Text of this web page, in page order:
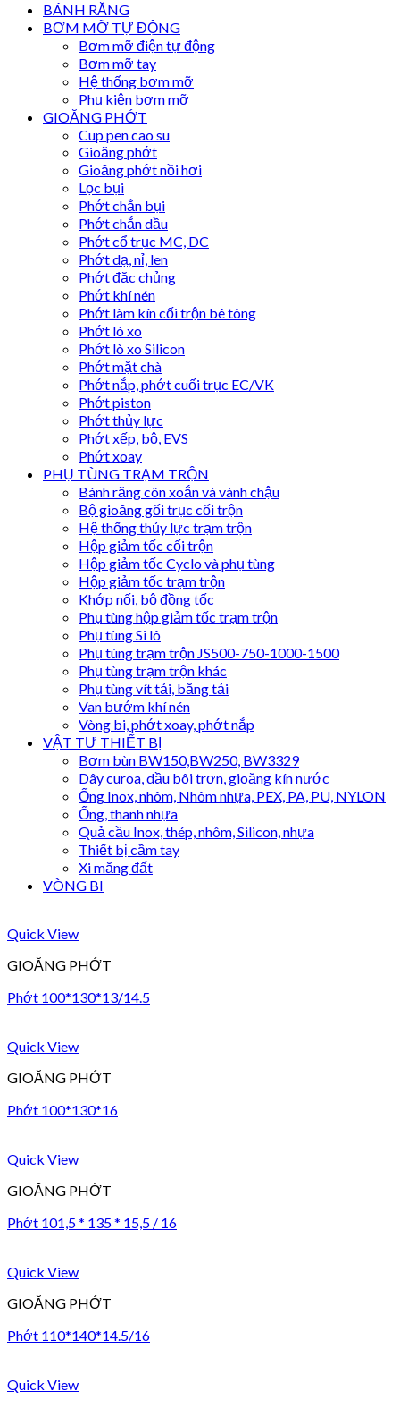
BÁNH RĂNG
BƠM MỠ TỰ ĐỘNG
Bơm mỡ điện tự động
Bơm mỡ tay
Hệ thống bơm mỡ
Phụ kiện bơm mỡ
GIOĂNG PHỚT
Cup pen cao su
Gioăng phớt
Gioăng phớt nồi hơi
Lọc bụi
Phớt chắn bụi
Phớt chắn dầu
Phớt cổ trục MC, DC
Phớt dạ, nỉ, len
Phớt đặc chủng
Phớt khí nén
Phớt làm kín cối trộn bê tông
Phớt lò xo
Phớt lò xo Silicon
Phớt mặt chà
Phớt nắp, phớt cuối trục EC/VK
Phớt piston
Phớt thủy lực
Phớt xếp, bộ, EVS
Phớt xoay
PHỤ TÙNG TRẠM TRỘN
Bánh răng côn xoắn và vành chậu
Bộ gioăng gối trục cối trộn
Hệ thống thủy lực trạm trộn
Hộp giảm tốc cối trộn
Hộp giảm tốc Cyclo và phụ tùng
Hộp giảm tốc trạm trộn
Khớp nối, bộ đồng tốc
Phụ tùng hộp giảm tốc trạm trộn
Phụ tùng Si lô
Phụ tùng trạm trộn JS500-750-1000-1500
Phụ tùng trạm trộn khác
Phụ tùng vít tải, băng tải
Van bướm khí nén
Vòng bi, phớt xoay, phớt nắp
VẬT TƯ THIẾT BỊ
Bơm bùn BW150,BW250, BW3329
Dây curoa, dầu bôi trơn, gioăng kín nước
Ống Inox, nhôm, Nhôm nhựa, PEX, PA, PU, NYLON
Ống, thanh nhựa
Quả cầu Inox, thép, nhôm, Silicon, nhựa
Thiết bị cầm tay
Xi măng đất
VÒNG BI
Quick View
GIOĂNG PHỚT
Phớt 100*130*13/14.5
Quick View
GIOĂNG PHỚT
Phớt 100*130*16
Quick View
GIOĂNG PHỚT
Phớt 101,5 * 135 * 15,5 / 16
Quick View
GIOĂNG PHỚT
Phớt 110*140*14.5/16
Quick View